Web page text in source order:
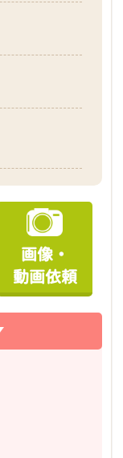
画像・
動画依頼